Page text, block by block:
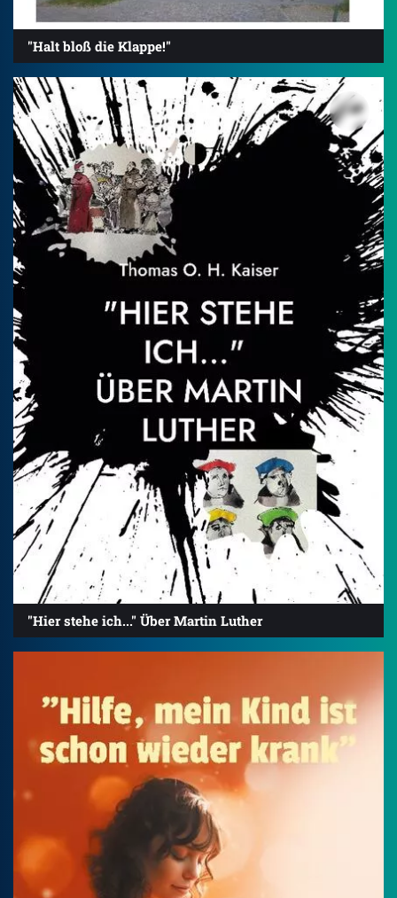
"Halt bloß die Klappe!"
"Hier stehe ich..." Über Martin Luther